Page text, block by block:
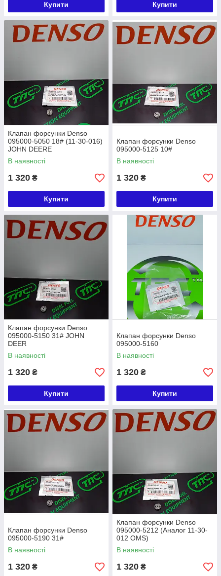
Купити Купити
Клапан форсунки Denso
095000-5050 18# (11-30-016)
JOHN DEERE
В наявності
1 320 ₴
Купити
Клапан форсунки Denso
095000-5125 10#
В наявності
1 320 ₴
Купити
Клапан форсунки Denso
095000-5150 31# JOHN
DEER
В наявності
1 320 ₴
Купити
Клапан форсунки Denso
095000-5160
В наявності
1 320 ₴
Купити
Клапан форсунки Denso
095000-5190 31#
В наявності
1 320 ₴
Клапан форсунки Denso
095000-5212 (Аналог 11-30-
012 OMS)
В наявності
1 320 ₴